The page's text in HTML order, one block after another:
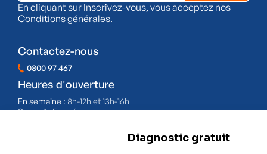
En cliquant sur Inscrivez-vous, vous acceptez nos
Conditions générales.
Contactez-nous
0800 97 467
Heures d'ouverture
En semaine : 8h-12h et 13h-16h
Samedi :Fermé